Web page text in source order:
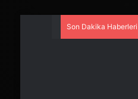
Son Dakika Haberleri